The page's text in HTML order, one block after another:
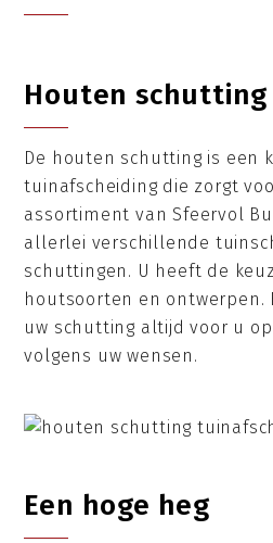
Houten schutting
De houten schutting is een
tuinafscheiding die zorgt
assortiment van Sfeervol
allerlei verschillende
schuttingen. U heeft de
houtsoorten en ontwerpen.
uw schutting altijd voor u
volgens uw wensen.
Een hoge heg